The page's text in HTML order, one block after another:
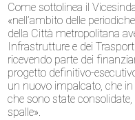
Come sottolinea il
«nell’ambito delle
della Città metropolitana
Infrastrutture e dei Trasporti
ricevendo parte dei
progetto definitivo-
un nuovo impalcato, che
che sono stateconsolidate
spalle».